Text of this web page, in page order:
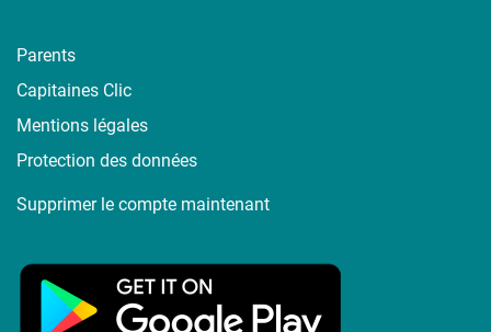
Parents
Capitaines Clic
Mentions légales
Protection des données
Supprimer le compte maintenant